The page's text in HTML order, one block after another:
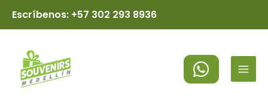
Escríbenos: +57 302 293 8936